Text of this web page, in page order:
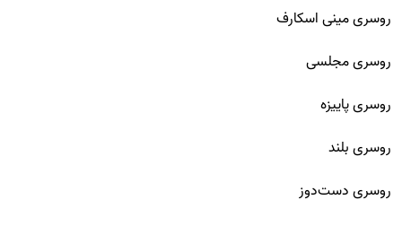
روسری مینی اسکارف
روسری مجلسی
روسری پاییزه
روسری بلند
روسری دست‌دوز